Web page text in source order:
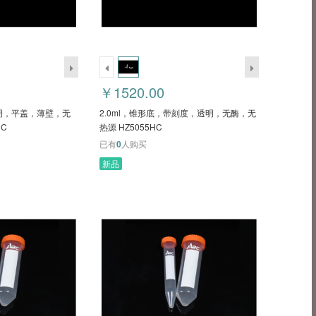
平盖，薄壁，无
￥1520.00
2.0ml，锥形底，带刻度，透明，无酶，无
热源 HZ5055HC
已有0人购买
新品